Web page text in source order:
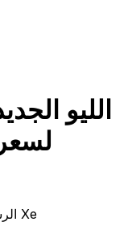
الليو
الرسم البياني لأسعار صرف العملات التاريخية Xe